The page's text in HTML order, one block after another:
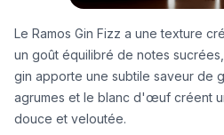
Le Ramos Gin Fizz a une texture
un goût équilibré de notes
gin apporte une subtile saveur de
agrumes et le blanc d'œuf créent
douce et veloutée.